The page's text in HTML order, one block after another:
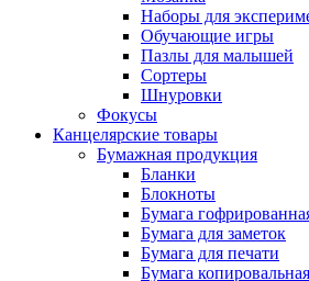
Наборы для
Обучающие игры
Пазлы для малышей
Сортеры
Шнуровки
Фокусы
Канцелярские товары
Бумажная продукция
Бланки
Блокноты
Бумага
Бумага для заметок
Бумага для печати
Бумага копировальная